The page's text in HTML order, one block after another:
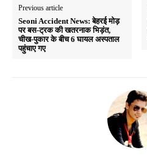
Previous article
Seoni Accident News: बेहरई मोड़
पर बस-ट्रक की खतरनाक भिड़ंत,
चीख-पुकार के बीच 6 घायल अस्पताल
पहुंचाए गए